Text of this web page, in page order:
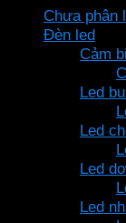
Chưa phân
Đèn led
Cảm
Led
Led
Led
Led